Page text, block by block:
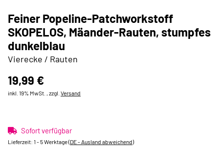
Feiner Popeline-Patchworkstoff
SKOPELOS, Mäander-Rauten, stumpfes
dunkelblau
Vierecke / Rauten
19,99 €
inkl. 19% MwSt. , zzgl. Versand
Sofort verfügbar
Lieferzeit: 1 - 5 Werktage(DE - Ausland abweichend)